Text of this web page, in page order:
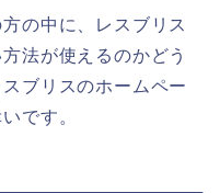
の中に、レスブリス
法が使えるのかどう
ブリスのホームペー
です。